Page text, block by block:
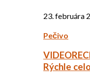
23. februára
Pečivo
Rýchle